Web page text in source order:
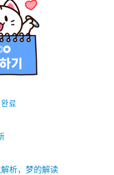
료
析，梦的解读